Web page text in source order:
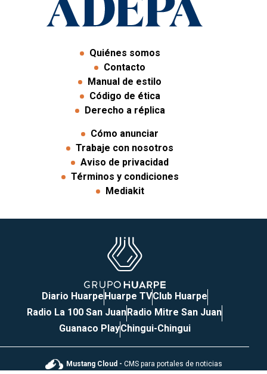
Quiénes somos
Contacto
Manual de estilo
Código de ética
Derecho a réplica
Cómo anunciar
Trabaje con nosotros
Aviso de privacidad
Términos y condiciones
Mediakit
Diario HuarpeHuarpe TVClub Huarpe
Radio La 100 San JuanRadio Mitre San Juan
Guanaco PlayChingui-Chingui
Mustang Cloud - CMS para portales de noticias